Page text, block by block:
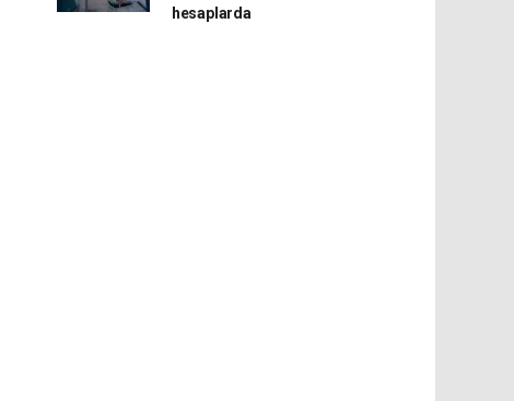
hesaplarda